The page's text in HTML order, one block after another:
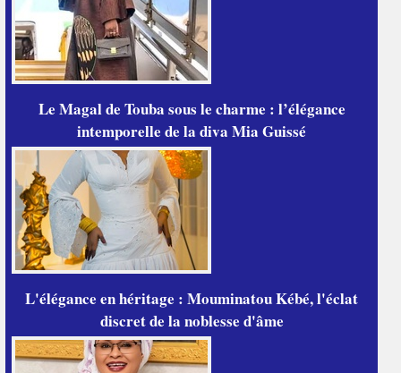
Le Magal de Touba sous le charme : l’élégance
intemporelle de la diva Mia Guissé
L'élégance en héritage : Mouminatou Kébé, l'éclat
discret de la noblesse d'âme